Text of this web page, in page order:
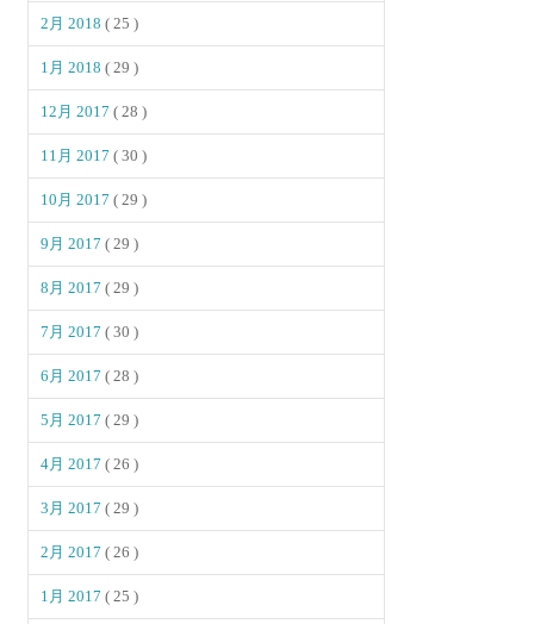
2月 2018( 25 )
1月 2018( 29 )
12月 2017( 28 )
11月 2017( 30 )
10月 2017( 29 )
9月 2017( 29 )
8月 2017( 29 )
7月 2017( 30 )
6月 2017( 28 )
5月 2017( 29 )
4月 2017( 26 )
3月 2017( 29 )
2月 2017( 26 )
1月 2017( 25 )